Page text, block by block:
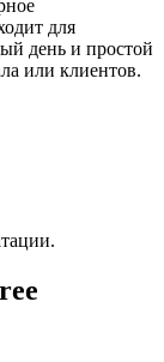
для
день и простой
или клиентов.